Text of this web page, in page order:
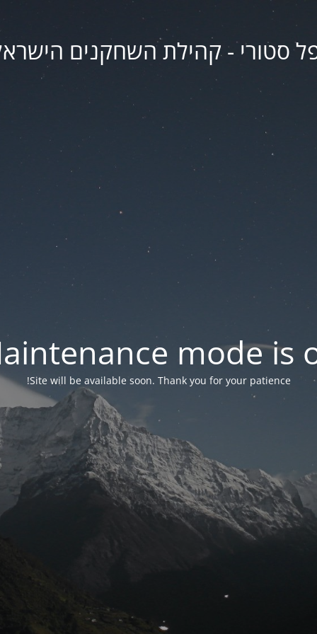
סטורי - קהילת השחקנים
mode is
Site will be available soon. Thank you for your patience!